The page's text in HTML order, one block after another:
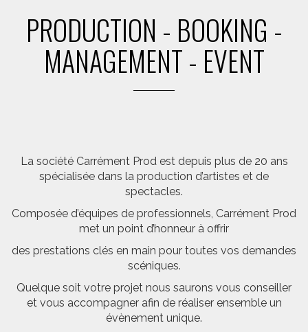
PRODUCTION - BOOKING -
MANAGEMENT - EVENT
La société Carrément Prod est depuis plus de 20 ans
spécialisée dans la production d’artistes et de
spectacles.
Composée d’équipes de professionnels, Carrément Prod
met un point d’honneur à offrir
des prestations clés en main pour toutes vos demandes
scéniques.
Quelque soit votre projet nous saurons vous conseiller
et vous accompagner afin de réaliser ensemble un
évènement unique.